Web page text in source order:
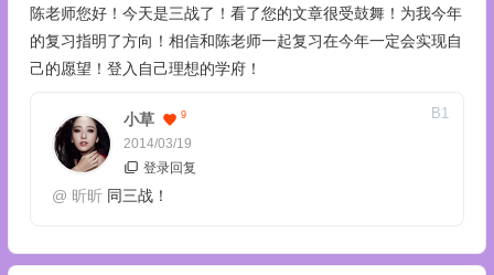
陈老师您好！今天是三战了！看了您的文章很受鼓舞！为我今年
的复习指明了方向！相信和陈老师一起复习在今年一定会实现自
己的愿望！登入自己理想的学府！
小草 9
2014/03/19
B1
登录回复
@ 昕昕同三战！